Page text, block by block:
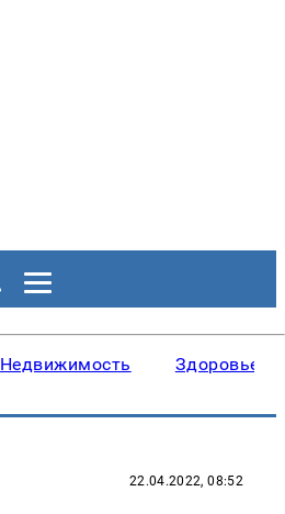
Недвижимость Здоровье
22.04.2022, 08:52